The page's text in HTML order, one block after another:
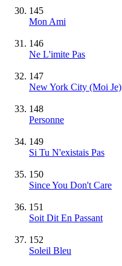
145
Mon Ami
146
Ne L'imite Pas
147
New York City (Moi Je)
148
Personne
149
Si Tu N'existais Pas
150
Since You Don't Care
151
Soit Dit En Passant
152
Soleil Bleu